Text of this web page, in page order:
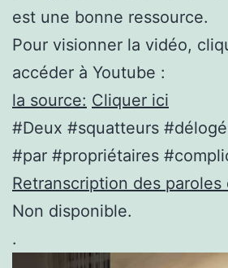
est une bonne ressource.
Pour visionner la vidéo,
accéder à Youtube :
la source: Cliquer ici
#Deux #squatteurs
#par #propriétaires
Retranscription des paroles
Non disponible.
.